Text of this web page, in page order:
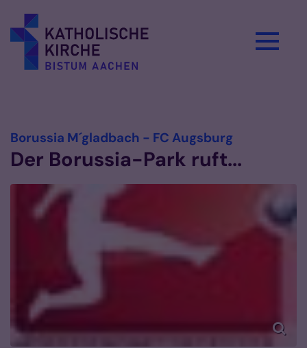
Borussia M´gladbach - FC Augsburg:
Der Borussia-Park ruft...